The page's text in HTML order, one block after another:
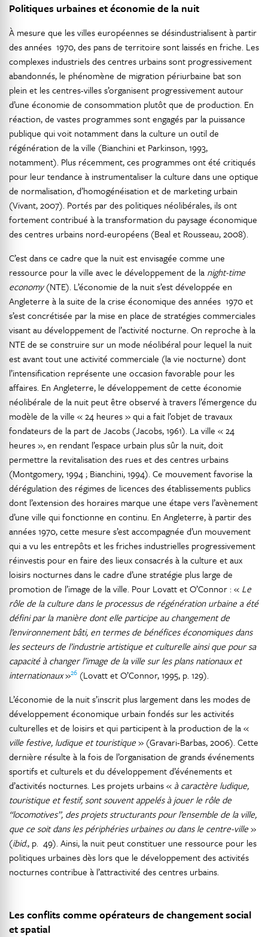
Politiques urbaines et économie de la nuit
À mesure que les villes européennes se désindustrialisent à partir
des années 1970, des pans de territoire sont laissés en friche. Les
complexes industriels des centres urbains sont progressivement
abandonnés, le phénomène de migration périurbaine bat son
plein et les centres-villes s’organisent progressivement autour
d’une économie de consommation plutôt que de production. En
réaction, de vastes programmes sont engagés par la puissance
publique qui voit notamment dans la culture un outil de
régénération de la ville (Bianchini et Parkinson, 1993,
notamment). Plus récemment, ces programmes ont été critiqués
pour leur tendance à instrumentaliser la culture dans une optique
de normalisation, d’homogénéisation et de marketing urbain
(Vivant, 2007). Portés par des politiques néolibérales, ils ont
fortement contribué à la transformation du paysage économique
des centres urbains nord-européens (Beal et Rousseau, 2008).
C’est dans ce cadre que la nuit est envisagée comme une
ressource pour la ville avec le développement de la night-time
economy(NTE). L’économie de la nuit s’est développée en
Angleterre à la suite de la crise économique des années 1970 et
s’est concrétisée par la mise en place de stratégies commerciales
visant au développement de l’activité nocturne. On reproche à la
NTE de se construire sur un mode néolibéral pour lequel la nuit
est avant tout une activité commerciale (la vie nocturne) dont
l’intensification représente une occasion favorable pour les
affaires. En Angleterre, le développement de cette économie
néolibérale de la nuit peut être observé à travers l’émergence du
modèle de la ville « 24 heures » qui a fait l’objet de travaux
fondateurs de la part de Jacobs (Jacobs, 1961). La ville « 24
heures », en rendant l’espace urbain plus sûr la nuit, doit
permettre la revitalisation des rues et des centres urbains
(Montgomery, 1994 ; Bianchini, 1994). Ce mouvement favorise la
dérégulation des régimes de licences des établissements publics
dont l’extension des horaires marque une étape vers l’avènement
d’une ville qui fonctionne en continu. En Angleterre, à partir des
années 1970, cette mesure s’est accompagnée d’un mouvement
qui a vu les entrepôts et les friches industrielles progressivement
réinvestis pour en faire des lieux consacrés à la culture et aux
loisirs nocturnes dans le cadre d’une stratégie plus large de
promotion de l’image de la ville. Pour Lovatt et O’Connor : « Le
rôle de la culture dans le processus de régénération urbaine a été
défini par la manière dont elle participe au changement de
l’environnement bâti, en termes de bénéfices économiques dans
les secteurs de l’industrie artistique et culturelle ainsi que pour sa
capacité à changer l’image de la ville sur les plans nationaux et
internationaux»26 (Lovatt et O’Connor, 1995, p. 129).
L’économie de la nuit s’inscrit plus largement dans les modes de
développement économique urbain fondés sur les activités
culturelles et de loisirs et qui participent à la production de la «
ville festive, ludique et touristique» (Gravari-Barbas, 2006). Cette
dernière résulte à la fois de l’organisation de grands événements
sportifs et culturels et du développement d’événements et
d’activités nocturnes. Les projets urbains « à caractère ludique,
touristique et festif, sont souvent appelés à jouer le rôle de
“locomotives”, des projets structurants pour l’ensemble de la ville,
que ce soit dans les périphéries urbaines ou dans le centre-ville»
(ibid., p. 49). Ainsi, la nuit peut constituer une ressource pour les
politiques urbaines dès lors que le développement des activités
nocturnes contribue à l’attractivité des centres urbains.
Les conflits comme opérateurs de changement social
et spatial